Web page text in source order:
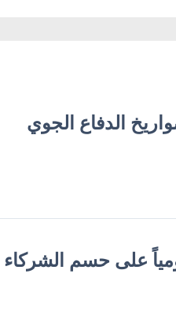
الدفاع الجوي
على حسم الشركاء